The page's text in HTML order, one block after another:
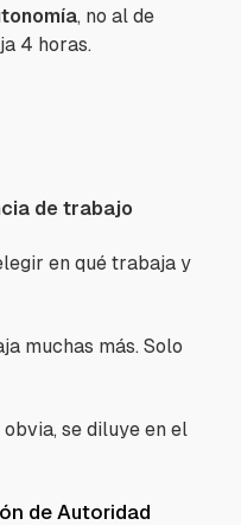
, no al de
4 horas.
de trabajo
en qué trabaja y
muchas más. Solo
se diluye en el
de Autoridad